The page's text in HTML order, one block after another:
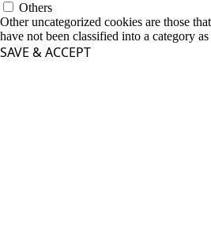
Others
Other uncategorized cookies are those
have not been classified into a category as
SAVE & ACCEPT